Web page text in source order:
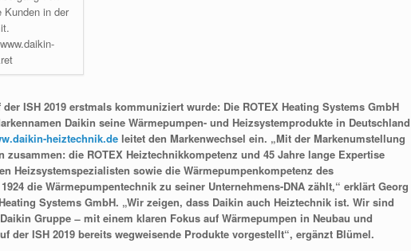
Kunden in der
ISH 2019 erstmals kommuniziert wurde: Die ROTEX Heating Systems GmbH
Daikin seine Wärmepumpen- und Heizsystemprodukte in Deutschland
heiztechnik.de leitet den Markenwechsel ein. „Mit der Markenumstellung
zusammen: die ROTEX Heiztechnikkompetenz und 45 Jahre lange Expertise
Heizsystemspezialisten sowie die Wärmepumpenkompetenz des
die Wärmepumpentechnik zu seiner Unternehmens-DNA zählt,“ erklärt Georg
Systems GmbH. „Wir zeigen, dass Daikin auch Heiztechnik ist. Wir sind
Gruppe ̶ mit einem klaren Fokus auf Wärmepumpen in Neubau und
der ISH 2019 bereits wegweisende Produkte vorgestellt“, ergänzt Blümel.